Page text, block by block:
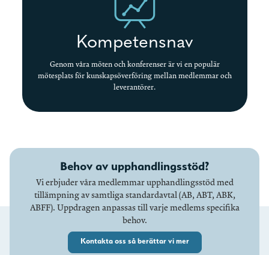
Kompetensnav
Genom våra möten och konferenser är vi en populär
mötesplats för kunskapsöverföring mellan medlemmar och
leverantörer.
Behov av upphandlingsstöd?
Vi erbjuder våra medlemmar upphandlingsstöd med
tillämpning av samtliga standardavtal (AB, ABT, ABK,
ABFF). Uppdragen anpassas till varje medlems specifika
behov.
Kontakta oss så berättar vi mer